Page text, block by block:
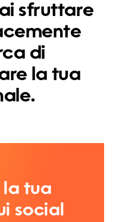
sfruttare
di
la tua
tua
social